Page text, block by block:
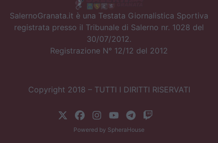
SalernoGranata.it è una Testata Giornalistica Sportiva
registrata presso il Tribunale di Salerno nr. 1028 del
30/07/2012.
Registrazione N° 12/12 del 2012
Copyright 2018 – TUTTI I DIRITTI RISERVATI
Powered by SpheraHouse